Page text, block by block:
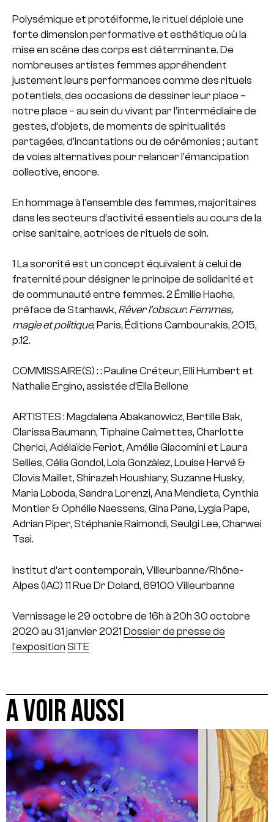
Polysémique et protéiforme, le rituel déploie une
forte dimension performative et esthétique où la
mise en scène des corps est déterminante. De
nombreuses artistes femmes appréhendent
justement leurs performances comme des rituels
potentiels, des occasions de dessiner leur place –
notre place – au sein du vivant par l’intermédiaire de
gestes, d’objets, de moments de spiritualités
partagées, d’incantations ou de cérémonies ; autant
de voies alternatives pour relancer l’émancipation
collective, encore.
En hommage à l’ensemble des femmes, majoritaires
dans les secteurs d’activité essentiels au cours de la
crise sanitaire, actrices de rituels de soin.
1 La sororité est un concept équivalent à celui de
fraternité pour désigner le principe de solidarité et
de communauté entre femmes. 2 Émilie Hache,
préface de Starhawk, Rêver l’obscur. Femmes,
magie et politique, Paris, Éditions Cambourakis, 2015,
p.12.
COMMISSAIRE(S) : : Pauline Créteur, Elli Humbert et
Nathalie Ergino, assistée d’Ella Bellone
ARTISTES : Magdalena Abakanowicz, Bertille Bak,
Clarissa Baumann, Tiphaine Calmettes, Charlotte
Cherici, Adélaïde Feriot, Amélie Giacomini et Laura
Sellies, Célia Gondol, Lola Gonzàlez, Louise Hervé &
Clovis Maillet, Shirazeh Houshiary, Suzanne Husky,
Maria Loboda, Sandra Lorenzi, Ana Mendieta, Cynthia
Montier & Ophélie Naessens, Gina Pane, Lygia Pape,
Adrian Piper, Stéphanie Raimondi, Seulgi Lee, Charwei
Tsai.
Institut d’art contemporain, Villeurbanne/Rhône-
Alpes (IAC) 11 Rue Dr Dolard, 69100 Villeurbanne
Vernissage le 29 octobre de 16h à 20h 30 octobre
2020 au 31 janvier 2021 Dossier de presse de
l’exposition SITE
A VOIR AUSSI